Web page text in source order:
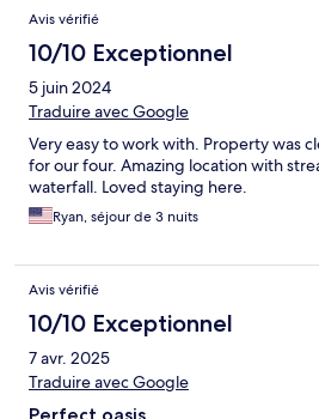
Avis vérifié
10/10 Exceptionnel
5 juin 2024
Traduire avec Google
Very easy to work with. Property was
for our four. Amazing location with
waterfall. Loved staying here.
Ryan, séjour de 3 nuits
Avis vérifié
10/10 Exceptionnel
7 avr. 2025
Traduire avec Google